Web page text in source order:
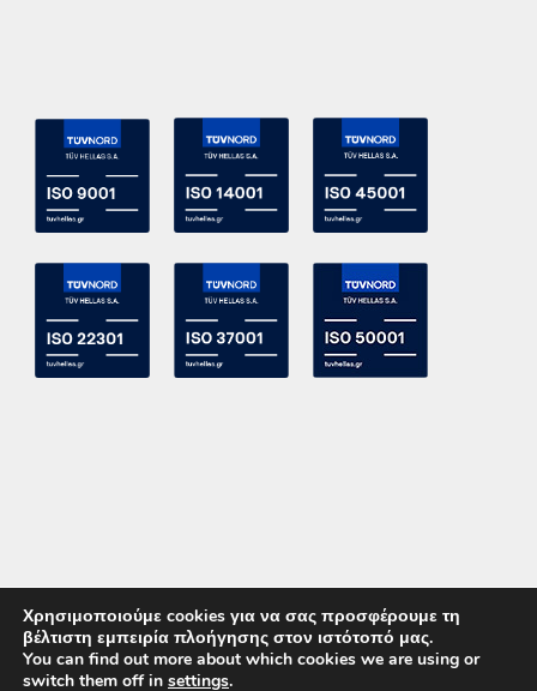
Χρησιμοποιούμε cookies για να σας προσφέρουμε τη
βέλτιστη εμπειρία πλοήγησης στον ιστότοπό μας.
You can find out more about which cookies we are using or
switch them off in settings.